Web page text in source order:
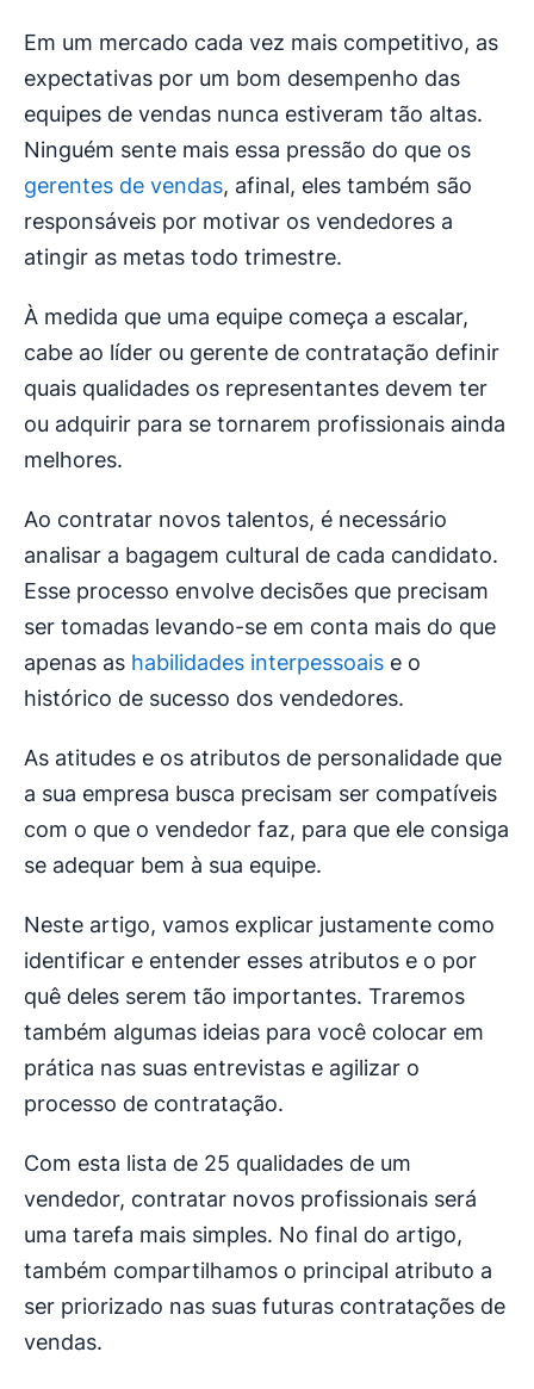
Em um mercado cada vez mais competitivo, as
expectativas por um bom desempenho das
equipes de vendas nunca estiveram tão altas.
Ninguém sente mais essa pressão do que os
gerentes de vendas, afinal, eles também são
responsáveis por motivar os vendedores a
atingir as metas todo trimestre.
À medida que uma equipe começa a escalar,
cabe ao líder ou gerente de contratação definir
quais qualidades os representantes devem ter
ou adquirir para se tornarem profissionais ainda
melhores.
Ao contratar novos talentos, é necessário
analisar a bagagem cultural de cada candidato.
Esse processo envolve decisões que precisam
ser tomadas levando-se em conta mais do que
apenas as habilidades interpessoais e o
histórico de sucesso dos vendedores.
As atitudes e os atributos de personalidade que
a sua empresa busca precisam ser compatíveis
com o que o vendedor faz, para que ele consiga
se adequar bem à sua equipe.
Neste artigo, vamos explicar justamente como
identificar e entender esses atributos e o por
quê deles serem tão importantes. Traremos
também algumas ideias para você colocar em
prática nas suas entrevistas e agilizar o
processo de contratação.
Com esta lista de 25 qualidades de um
vendedor, contratar novos profissionais será
uma tarefa mais simples. No final do artigo,
também compartilhamos o principal atributo a
ser priorizado nas suas futuras contratações de
vendas.